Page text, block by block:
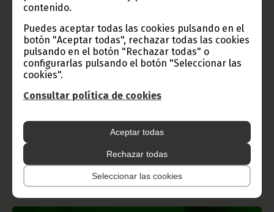
contenido.
Puedes aceptar todas las cookies pulsando en el
botón "Aceptar todas", rechazar todas las cookies
pulsando en el botón "Rechazar todas" o
configurarlas pulsando el botón "Seleccionar las
cookies".
Consultar política de cookies
Aceptar todas
Rechazar todas
Seleccionar las cookies
Gobierno e Instituciones
Información de Guinea Ecuatorial
TVGE